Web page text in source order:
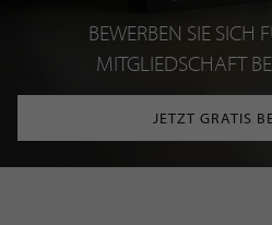
BEWERBEN SIE SICH
MITGLIEDSCHAFT
JETZT GRATIS